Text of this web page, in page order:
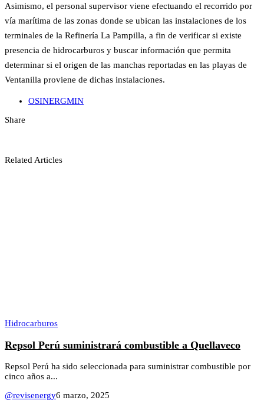
Asimismo, el personal supervisor viene efectuando el recorrido por
vía marítima de las zonas donde se ubican las instalaciones de los
terminales de la Refinería La Pampilla, a fin de verificar si existe
presencia de hidrocarburos y buscar información que permita
determinar si el origen de las manchas reportadas en las playas de
Ventanilla proviene de dichas instalaciones.
OSINERGMIN
Share
Related Articles
Hidrocarburos
Repsol Perú suministrará combustible a Quellaveco
Repsol Perú ha sido seleccionada para suministrar combustible por
cinco años a...
@revisenergy6 marzo, 2025